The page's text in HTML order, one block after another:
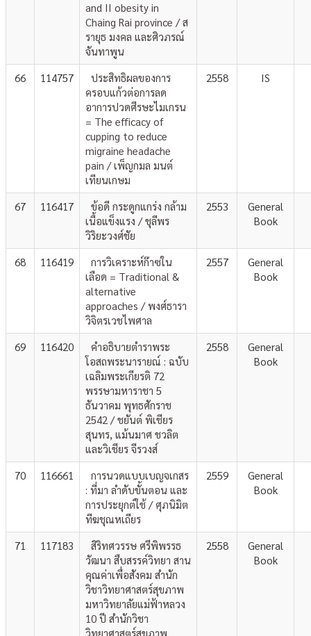
and II obesity in
Chaing Rai province / ส
รายุธ มงคล และศิวภรณ์
จันทาพูน
66 114757
ประสิทธิผลของการ
ครอบแก้วต่อการลด
อาการปวดศีรษะไมเกรน
= The efficacy of
cupping to reduce
migraine headache
pain / เพ็ญกมล มนต์
เทียนเกษม
2558 IS
67 116417
ข้อดี กระดูกแกร่ง กล้าม
เนื้อแข็งแรง / ชุลีพร
วิริยะวงศ์ชัย
2553
General
Book
68 116419
การวิเคราะห์ก๊าซใน
เลือด = Traditional &
alternative
approaches / พงศ์ธารา
วิจิตรเวชไพศาล
2557
General
Book
69 116420
คำอธิบายตำราพระ
โอสถพระนารายณ์ : ฉบับ
เฉลิมพระเกียรติ 72
พรรษามหาราชา 5
ธันวาคม พุทธศักราช
2542 / ชยันต์ พิเชียร
สุนทร, แม้นมาศ ชวลิต
และวิเชียร จีรวงส์
2558
General
Book
70 116661
การนวดแบบเบญจเกสร
: ที่มา ลำดับขั้นตอน และ
การประยุกต์ใช้ / ศุภนิมิต
ทีฆชุณหเถียร
2559
General
Book
71 117183
สิริทศวรรษ ศรีพิพรรธ
วัฒนา สืบสรรค์วิทยา สาน
คุณค่าเพื่อสังคม สำนัก
วิชาวิทยาศาสตร์สุขภาพ
มหาวิทยาลัยแม่ฟ้าหลวง
10 ปี สำนักวิชา
วิทยาศาสตร์สุขภาพ
2558
General
Book